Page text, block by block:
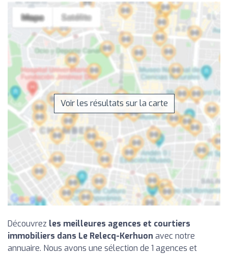
Voir les résultats sur la carte
Découvrez les meilleures agences et courtiers
immobiliers dans Le Relecq-Kerhuon avec notre
annuaire. Nous avons une sélection de 1 agences et